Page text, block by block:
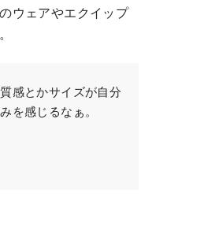
ウェアやエクイップ
感とかサイズが自分
を感じるなぁ。